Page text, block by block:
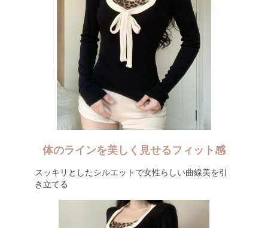
体のラインを美しく見せるフィット感
スッキリとしたシルエットで女性らしい曲線美を引
き立てる